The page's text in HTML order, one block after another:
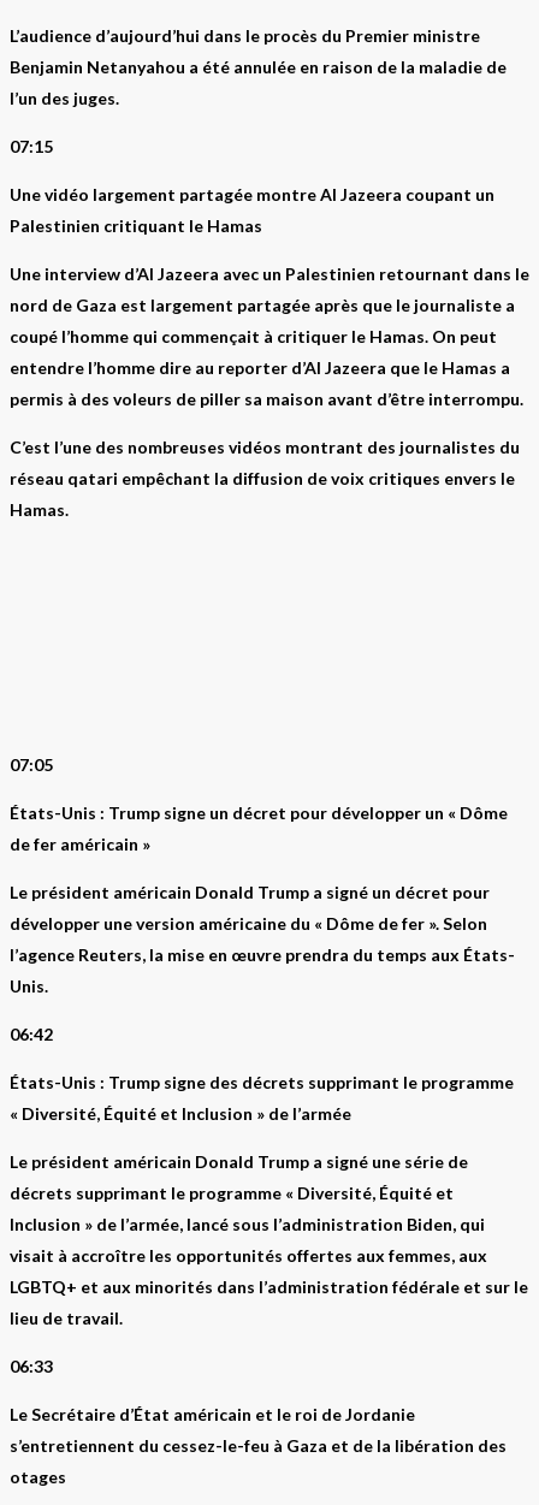
L’audience d’aujourd’hui dans le procès du Premier ministre
Benjamin Netanyahou a été annulée en raison de la maladie de
l’un des juges.
07:15
Une vidéo largement partagée montre Al Jazeera coupant un
Palestinien critiquant le Hamas
Une interview d’Al Jazeera avec un Palestinien retournant dans le
nord de Gaza est largement partagée après que le journaliste a
coupé l’homme qui commençait à critiquer le Hamas. On peut
entendre l’homme dire au reporter d’Al Jazeera que le Hamas a
permis à des voleurs de piller sa maison avant d’être interrompu.
C’est l’une des nombreuses vidéos montrant des journalistes du
réseau qatari empêchant la diffusion de voix critiques envers le
Hamas.
07:05
États-Unis : Trump signe un décret pour développer un « Dôme
de fer américain »
Le président américain Donald Trump a signé un décret pour
développer une version américaine du « Dôme de fer ». Selon
l’agence Reuters, la mise en œuvre prendra du temps aux États-
Unis.
06:42
États-Unis : Trump signe des décrets supprimant le programme
« Diversité, Équité et Inclusion » de l’armée
Le président américain Donald Trump a signé une série de
décrets supprimant le programme « Diversité, Équité et
Inclusion » de l’armée, lancé sous l’administration Biden, qui
visait à accroître les opportunités offertes aux femmes, aux
LGBTQ+ et aux minorités dans l’administration fédérale et sur le
lieu de travail.
06:33
Le Secrétaire d’État américain et le roi de Jordanie
s’entretiennent du cessez-le-feu à Gaza et de la libération des
otages